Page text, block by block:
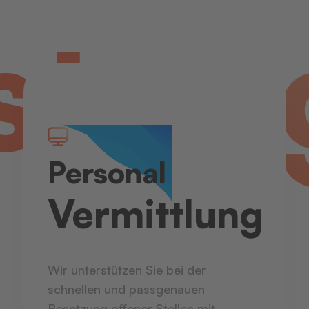
Personal
Vermittlung
Wir unterstützen Sie bei der
schnellen und passgenauen